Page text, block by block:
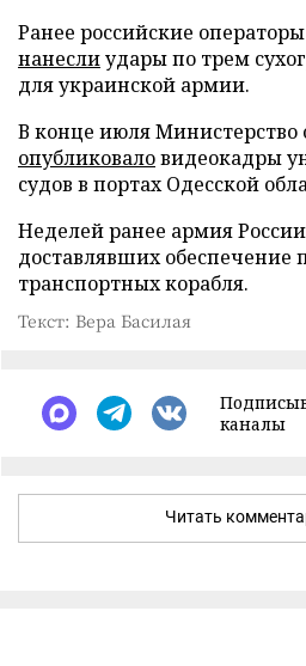
Ранее российские
нанеслиудары по трем
для украинской армии.
В конце июля Министерство
опубликоваловидеокадры
судов в портах Одесской
Неделей ранее армия России
доставлявших обеспечение
транспортных корабля.
Текст: Вера Басилая
каналы
Читать